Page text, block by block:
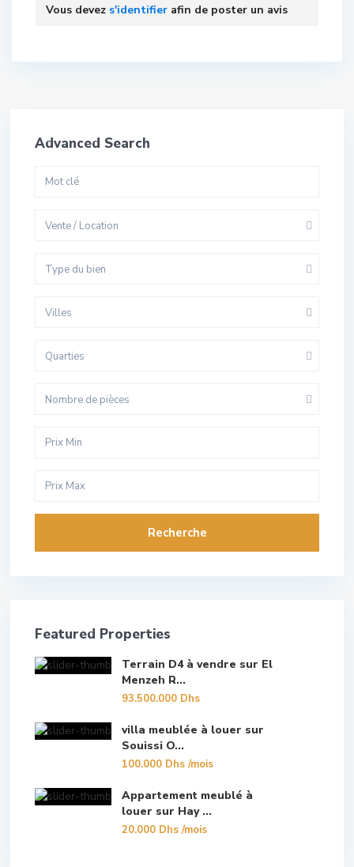
Vous devez s'identifier afin de poster un avis
Advanced Search
Vente / Location
Type du bien
Villes
Quarties
Nombre de pièces
Recherche
Featured Properties
Terrain D4 à vendre sur El
Menzeh R...
93.500.000 Dhs
villa meublée à louer sur
Souissi O...
100.000 Dhs/mois
Appartement meublé à
louer sur Hay ...
20.000 Dhs/mois